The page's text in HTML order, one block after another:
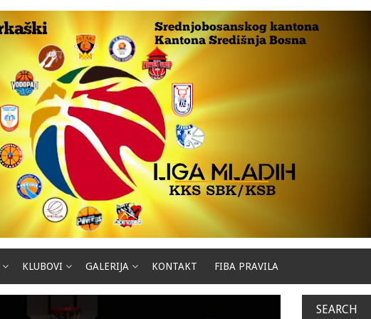
KLUBOVI GALERIJA KONTAKT FIBA PRAVILA
SEARCH